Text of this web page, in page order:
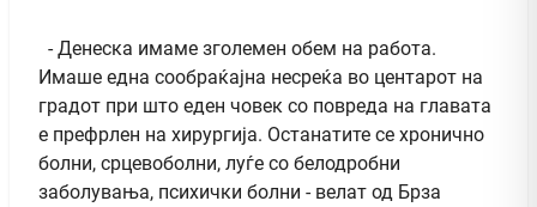
- Денеска имаме зголемен обем на работа.
Имаше една сообраќајна несреќа во центарот на
градот при што еден човек со повреда на главата
е префрлен на хирургија. Останатите се хронично
болни, срцевоболни, луѓе со белодробни
заболувања, психички болни - велат од Брза